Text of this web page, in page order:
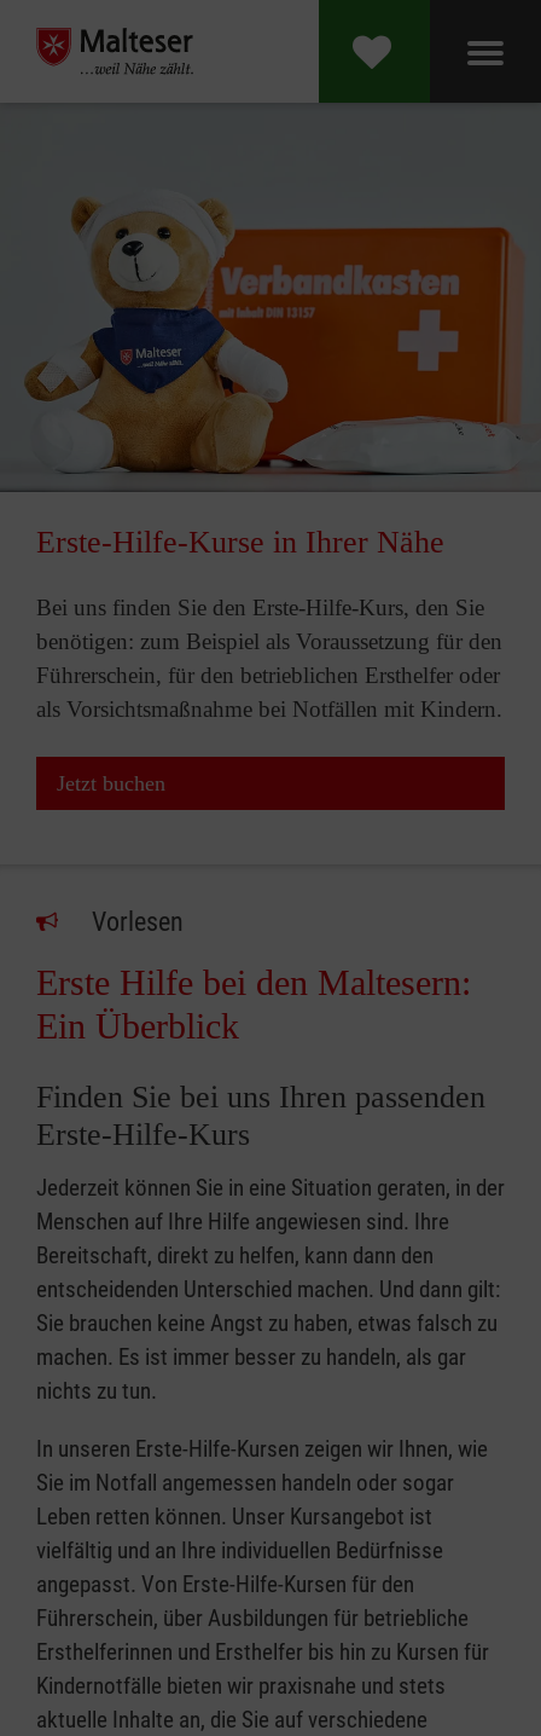
Erste-Hilfe-Kurse in Ihrer Nähe
Bei uns finden Sie den Erste-Hilfe-Kurs, den Sie
benötigen: zum Beispiel als Voraussetzung für den
Führerschein, für den betrieblichen Ersthelfer oder
als Vorsichtsmaßnahme bei Notfällen mit Kindern.
Jetzt buchen
Vorlesen
Erste Hilfe bei den Maltesern:
Ein Überblick
Finden Sie bei uns Ihren passenden
Erste-Hilfe-Kurs
Jederzeit können Sie in eine Situation geraten, in der
Menschen auf Ihre Hilfe angewiesen sind. Ihre
Bereitschaft, direkt zu helfen, kann dann den
entscheidenden Unterschied machen. Und dann gilt:
Sie brauchen keine Angst zu haben, etwas falsch zu
machen. Es ist immer besser zu handeln, als gar
nichts zu tun.
In unseren Erste-Hilfe-Kursen zeigen wir Ihnen, wie
Sie im Notfall angemessen handeln oder sogar
Leben retten können. Unser Kursangebot ist
vielfältig und an Ihre individuellen Bedürfnisse
angepasst. Von Erste-Hilfe-Kursen für den
Führerschein, über Ausbildungen für betriebliche
Ersthelferinnen und Ersthelfer bis hin zu Kursen für
Kindernotfälle bieten wir praxisnahe und stets
aktuelle Inhalte an, die Sie auf verschiedene